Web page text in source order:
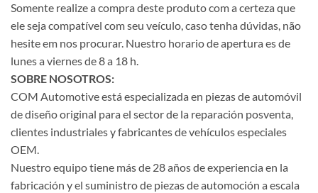
Somente realize a compra deste produto com a certeza que
ele seja compatível com seu veículo, caso tenha dúvidas, não
hesite em nos procurar. Nuestro horario de apertura es de
lunes a viernes de 8 a 18 h.
SOBRE NOSOTROS:
COM Automotive está especializada en piezas de automóvil
de diseño original para el sector de la reparación posventa,
clientes industriales y fabricantes de vehículos especiales
OEM.
Nuestro equipo tiene más de 28 años de experiencia en la
fabricación y el suministro de piezas de automoción a escala